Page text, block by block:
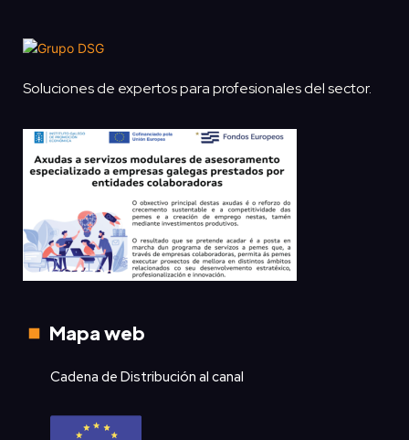
Soluciones de expertos para profesionales del sector.
Mapa web
Cadena de Distribución al canal